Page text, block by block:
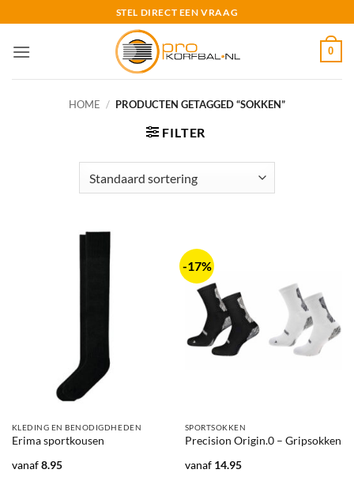
naar
inhoud
STEL DIRECT EEN VRAAG
0
HOME / PRODUCTEN GETAGGED “SOKKEN”
FILTER
KLEDING EN BENODIGDHEDEN
Erima sportkousen
vanaf8.95
-17%
SPORTSOKKEN
Precision Origin.0 – Gripsokken
vanaf 14.95